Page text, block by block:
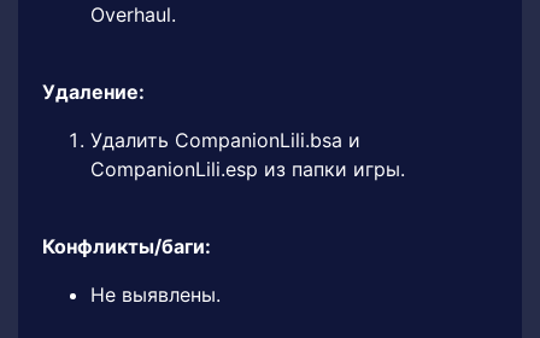
Overhaul.
Удаление:
Удалить CompanionLili.bsa и
CompanionLili.esp из папки игры.
Конфликты/баги:
Не выявлены.